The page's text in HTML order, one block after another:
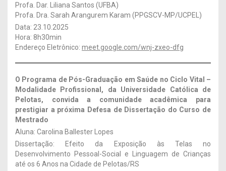
Profa. Dar. Liliana Santos (UFBA)
Profa. Dra. Sarah Arangurem Karam (PPGSCV-MP/UCPEL)
Data: 23.10.2025
Hora: 8h30min
Endereço Eletrônico: meet.google.com/wnj-zxeo-dfg
O Programa de Pós-Graduação em Saúde no Ciclo Vital –
Modalidade Profissional, da Universidade Católica de
Pelotas, convida a comunidade acadêmica para
prestigiar a próxima Defesa de Dissertação do Curso de
Mestrado
Aluna: Carolina Ballester Lopes
Dissertação: Efeito da Exposição às Telas no
Desenvolvimento Pessoal-Social e Linguagem de Crianças
até os 6 Anos na Cidade de Pelotas/RS